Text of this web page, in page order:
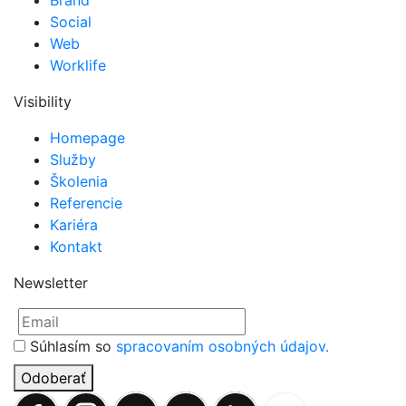
Social
Web
Worklife
Visibility
Homepage
Služby
Školenia
Referencie
Kariéra
Kontakt
Newsletter
Súhlasím so spracovaním osobných údajov.
Odoberať